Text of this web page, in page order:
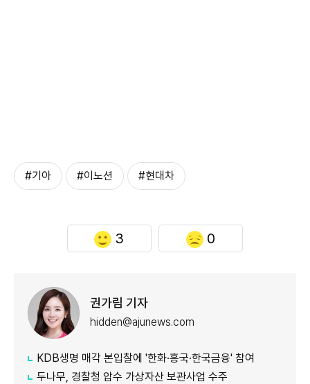
#기아 #이노션 #현대차
3 0
권가림 기자
hidden@ajunews.com
KDB생명 매각 본입찰에 '한화·흥국·한국금융' 참여
두나무, 경찰청 압수 가상자산 보관사업 수주